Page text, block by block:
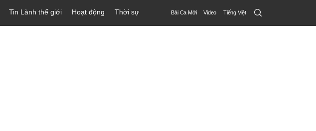
Tin Lành thế giới Hoạt động Thời sự Bài Ca Mới Video Tiếng Việt Search
Submit